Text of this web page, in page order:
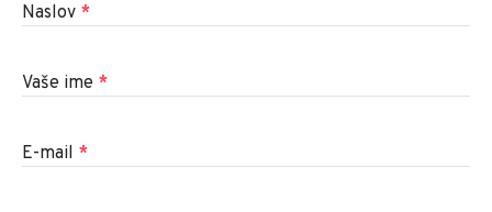
Naslov *
Vaše ime *
E-mail *